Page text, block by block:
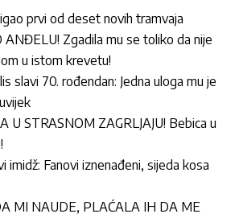
prvi od deset novih tramvaja
ANĐELU! Zgadila mu se toliko da nije
u istom krevetu!
slavi 70. rođendan: Jedna uloga mu je
U STRASNOM ZAGRLJAJU! Bebica u
imidž: Fanovi iznenađeni, sijeda kosa
MI NAUDE, PLAĆALA IH DA ME